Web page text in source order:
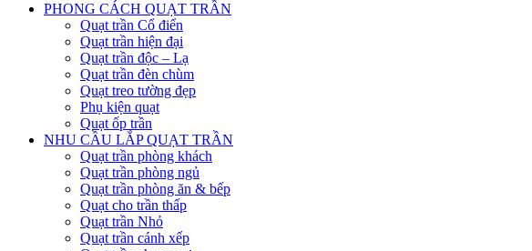
PHONG CÁCH QUẠT TRẦN
Quạt trần Cổ điển
Quạt trần hiện đại
Quạt trần độc – Lạ
Quạt trần đèn chùm
Quạt treo tường đẹp
Phụ kiện quạt
Quạt ốp trần
NHU CẦU LẮP QUẠT TRẦN
Quạt trần phòng khách
Quạt trần phòng ngủ
Quạt trần phòng ăn & bếp
Quạt cho trần thấp
Quạt trần Nhỏ
Quạt trần cánh xếp